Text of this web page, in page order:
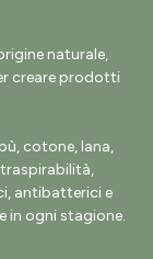
naturale,
creare prodotti
cotone, lana,
antibatterici e
ogni stagione.